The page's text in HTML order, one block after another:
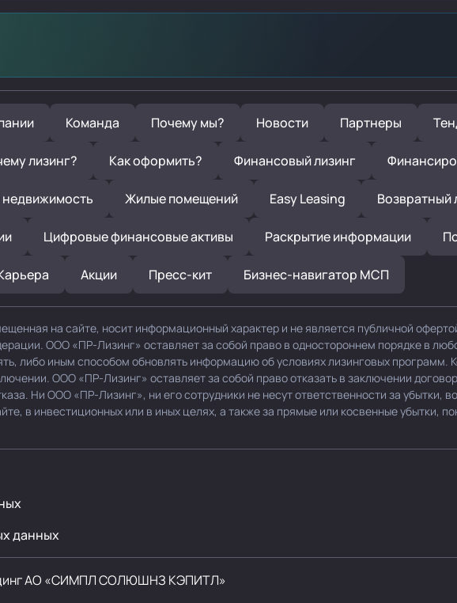
Команда Почему мы? Новости Партнеры
лизинг? Как оформить? Финансовый лизинг
Жилые помещений Easy Leasing Возвратный
Цифровые финансовые активы Раскрытие информации
Акции Пресс-кит Бизнес-навигатор МСП
на сайте, носит информационный характер и не является публичной
ООО «ПР-Лизинг» оставляет за собой право в одностороннем порядке в
либо иным способом обновлять информацию об условиях лизинговых программ.
ООО «ПР-Лизинг» оставляет за собой право отказать в заключении
Ни ООО «ПР-Лизинг», ни его сотрудники не несут ответственности за убытки,
в инвестиционных или в иных целях, а также за прямые или косвенные убытки,
данных
АО «СИМПЛ СОЛЮШНЗ КЭПИТЛ»